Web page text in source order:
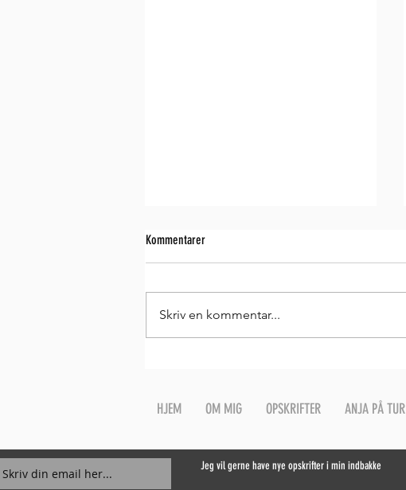
Kommentarer
Skriv en kommentar...
HJEM OM MIG OPSKRIFTER ANJA PÅ TUR
Jeg vil gerne have nye opskrifter i min indbakke